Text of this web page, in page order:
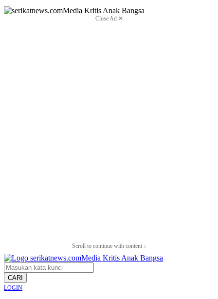
Close Ad ✕
Scroll to continue with content ↓
CARI
LOGIN